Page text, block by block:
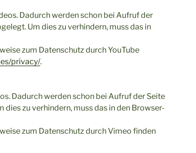
Dadurch werden schon bei Aufruf der
Um dies zu verhindern, muss das in
zum Datenschutz durch YouTube
privacy/.
Dadurch werden schon bei Aufruf der Seite
zu verhindern, muss das in den Browser-
zum Datenschutz durch Vimeo finden